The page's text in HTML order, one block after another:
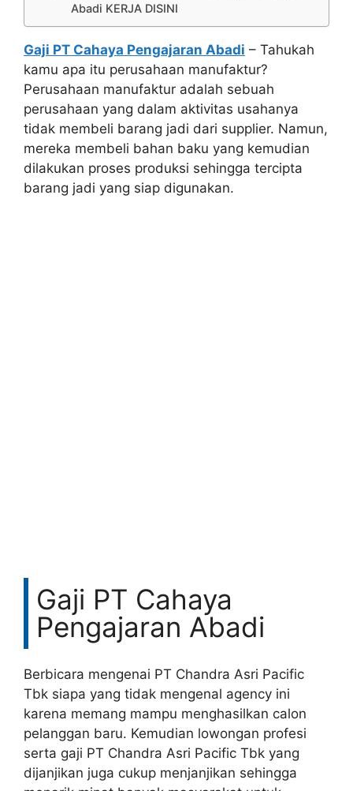
Abadi KERJA DISINI
Gaji PT Cahaya Pengajaran Abadi – Tahukah
kamu apa itu perusahaan manufaktur?
Perusahaan manufaktur adalah sebuah
perusahaan yang dalam aktivitas usahanya
tidak membeli barang jadi dari supplier. Namun,
mereka membeli bahan baku yang kemudian
dilakukan proses produksi sehingga tercipta
barang jadi yang siap digunakan.
Gaji PT Cahaya
Pengajaran Abadi
Berbicara mengenai PT Chandra Asri Pacific
Tbk siapa yang tidak mengenal agency ini
karena memang mampu menghasilkan calon
pelanggan baru. Kemudian lowongan profesi
serta gaji PT Chandra Asri Pacific Tbk yang
dijanjikan juga cukup menjanjikan sehingga